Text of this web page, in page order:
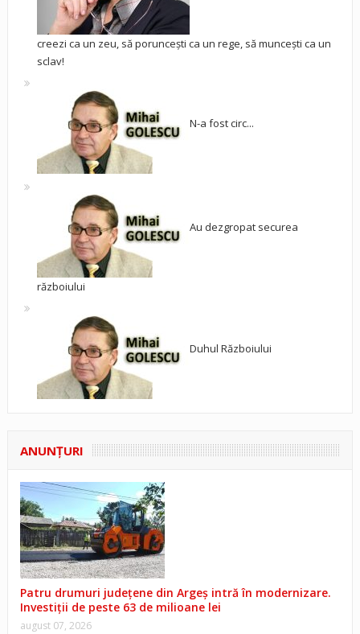
creezi ca un zeu, să poruncești ca un rege, să muncești ca un
sclav!
N-a fost circ...
Au dezgropat securea
războiului
Duhul Războiului
ANUNŢURI
Patru drumuri județene din Argeș intră în modernizare.
Investiții de peste 63 de milioane lei
august 07, 2026